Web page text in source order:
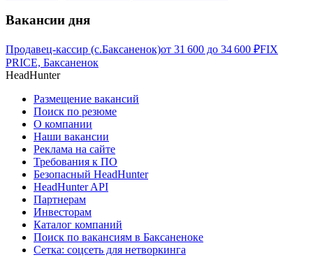
Вакансии дня
Продавец-кассир (с.Баксаненок)от 31 600 до 34 600 ₽FIX
PRICE, Баксаненок
HeadHunter
Размещение вакансий
Поиск по резюме
О компании
Наши вакансии
Реклама на сайте
Требования к ПО
Безопасный HeadHunter
HeadHunter API
Партнерам
Инвесторам
Каталог компаний
Поиск по вакансиям в Баксаненоке
Сетка: соцсеть для нетворкинга